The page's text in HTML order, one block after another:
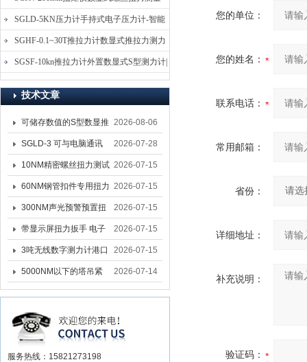
仪-螺栓扭力矩测试仪
SGLD-5KN压力计手持式电子压力计-智能
电子式压力测力计
SGHF-0.1~30T推拉力计数显式推拉力测力
计-数字拉压力双向测力仪
SGSF-10kn推拉力计外置数显式S型测力计|
手持连线式拉压力计
技术文章
可储存数值的S型数显推
拉力计 SGSF-100外置
式测力计
2026-08-06
SGLD-3 可与电脑通讯
的无线测力计 0.03-3T化
工行业用遥控式推拉力
计
2026-07-28
10NM精密螺丝扭力测试
专用扭矩扳手,产线质检
螺丝扭力专用扳手厂家
2026-07-15
60NM钢管扣件专用扭力
扳手 脚手架扭力检测扳
手 工地扣件扭矩扳手品
牌
2026-07-15
300NM声光预警预置扭
力扳手 工业紧固专用数
显扭力工具厂家
2026-07-15
带显示屏扭力扳手 电子
数显扭力扳手 20NM精
准可调力矩扳手品牌
2026-07-15
3吨无线数字测力计港口
吊装专用
2026-07-15
5000NM以下的塔吊紧
固大扭力电动扳手 塔机
安装电动扳手厂家
2026-07-14
服务热线：15821273198
您的单位：
您的姓名：
联系电话：
常用邮箱：
省份：
详细地址：
补充说明：
验证码：